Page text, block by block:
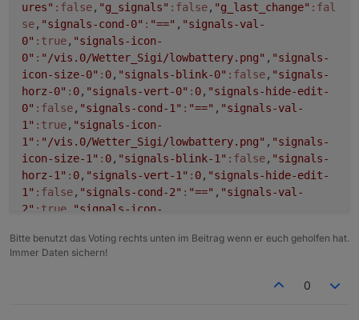
View_BackItup_sigi234.txt
https://forum.iobroker.net/topic/39522/test-adapter-
material-design-widgets-v0-4-x
ures" :false, "g_signals" :false, "g_last_change" :fal
se, "signals-cond-0" : "==" , "signals-val-
0" :true, "signals-icon-
0" : "/vis.0/Wetter_Sigi/lowbattery.png" , "signals-
icon-size-0" : 0, "signals-blink-0" :false, "signals-
horz-0" : 0, "signals-vert-0" : 0, "signals-hide-edit-
0" :false, "signals-cond-1" : "==" , "signals-val-
1" :true, "signals-icon-
1" : "/vis.0/Wetter_Sigi/lowbattery.png" , "signals-
icon-size-1" : 0, "signals-blink-1" :false, "signals-
horz-1" : 0, "signals-vert-1" : 0, "signals-hide-edit-
1" :false, "signals-cond-2" : "==" , "signals-val-
2" :true
"signals-icon-
icon-size-2":0, "signals-blink-2" :false ,"signals-
horz-2":0,"signals-vert-2"
Bitte benutzt das Voting rechts unten im Beitrag wenn er euch geholfen hat.
Immer Daten sichern!
0